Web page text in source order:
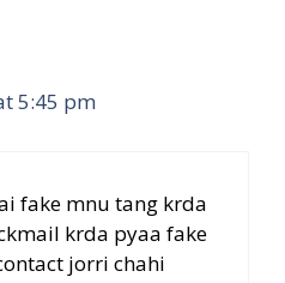
5:45 pm
fake mnu tang krda
krda pyaa fake
jorri chahi